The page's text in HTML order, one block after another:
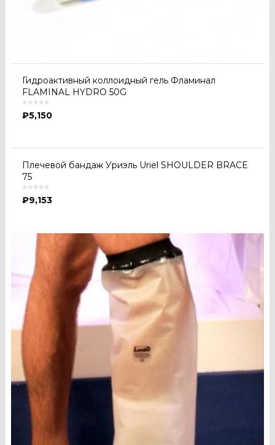
Гидроактивный коллоидный гель Фламинал
FLAMINAL HYDRO 50G
₽5,150
Плечевой бандаж Уриэль Uriel SHOULDER BRACE
75
₽9,153